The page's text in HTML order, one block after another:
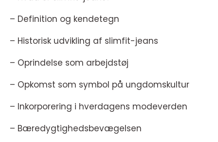
– Definition og kendetegn
– Historisk udvikling af slimfit-jeans
– Oprindelse som arbejdstøj
– Opkomst som symbol på ungdomskultur
– Inkorporering i hverdagens modeverden
– Bæredygtighedsbevægelsen